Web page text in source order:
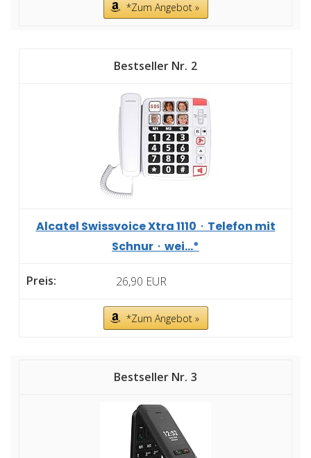
*Zum Angebot »
2
Alcatel Swissvoice Xtra 1110・Telefon mit
Schnur・wei...*
26,90 EUR
*Zum Angebot »
3